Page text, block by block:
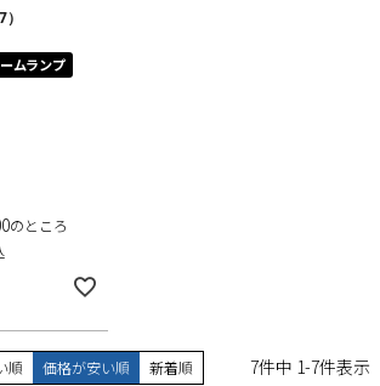
）
ムランプ
のところ
順 価格が安い順 新着順 7件中 1-7件表示